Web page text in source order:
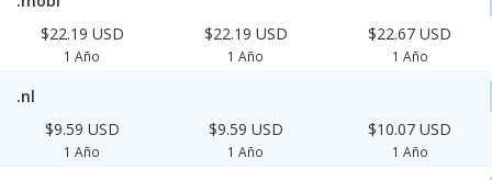
$22.19 USD
1 Año
$22.19 USD
1 Año
$22.67 USD
1 Año
.nl
$9.59 USD
1 Año
$9.59 USD
1 Año
$10.07 USD
1 Año